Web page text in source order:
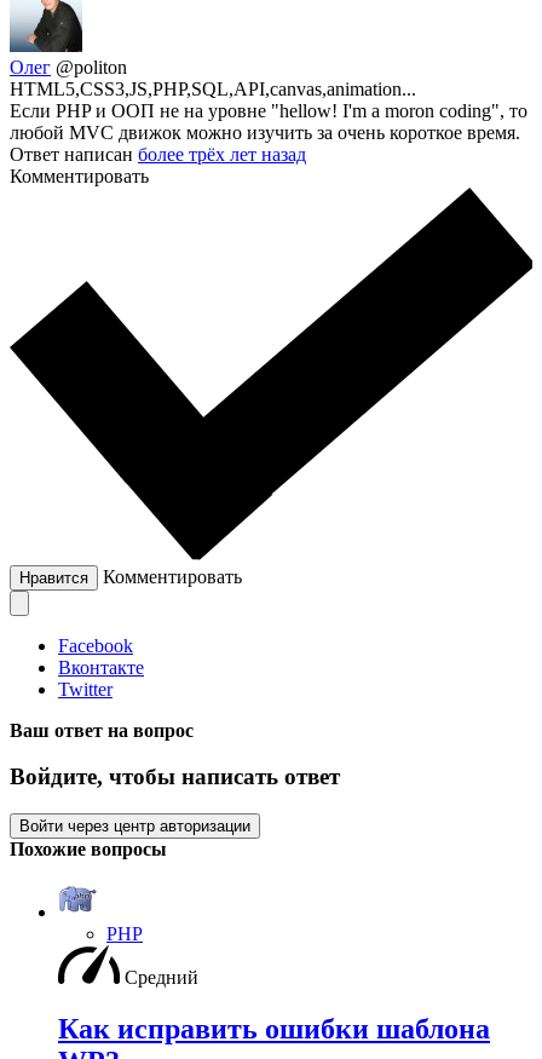
Олег @politon
HTML5,CSS3,JS,PHP,SQL,API,canvas,animation...
Если PHP и ООП не на уровне "hellow! I'm a moron coding", то
любой MVC движок можно изучить за очень короткое время.
Ответ написан более трёх лет назад
Комментировать
Нравится Комментировать
Facebook
Вконтакте
Twitter
Ваш ответ на вопрос
Войдите, чтобы написать ответ
Войти через центр авторизации
Похожие вопросы
PHP
Средний
Как исправить ошибки шаблона